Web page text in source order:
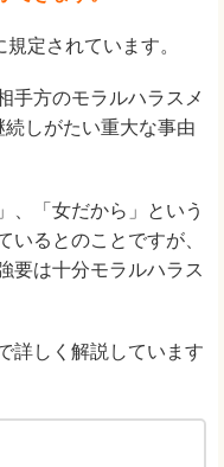
定されています。
手方のモラルハラスメ
しがたい重大な事由
、「女だから」という
いるとのことですが、
要は十分モラルハラス
詳しく解説しています